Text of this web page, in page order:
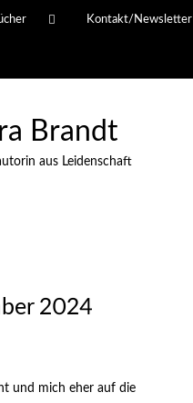
Kontakt/Newsletter
Brandt
aus Leidenschaft
2024
und mich eher auf die